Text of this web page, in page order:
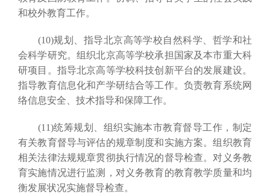
和校外教育工作。
(10)规划、指导北京高等学校自然科学、哲学和社
会科学研究。组织北京高等学校承担国家及本市重大科
研项目。指导北京高等学校科技创新平台的发展建设。
指导教育信息化和产学研结合等工作。负责教育系统网
络信息安全、技术指导和保障工作。
(11)统筹规划、组织实施本市教育督导工作，制定
有关教育督导与评估的规章制度和实施方案。组织教育
相关法律法规规章贯彻执行情况的督导检查。对义务教
育实施情况进行监测，对义务教育的教育教学质量和均
衡发展状况实施督导检查。